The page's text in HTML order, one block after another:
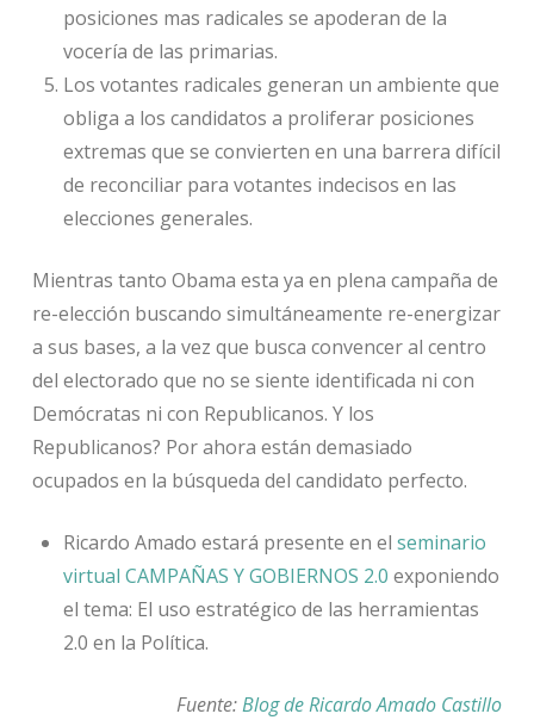
posiciones mas radicales se apoderan de la
vocería de las primarias.
Los votantes radicales generan un ambiente que
obliga a los candidatos a proliferar posiciones
extremas que se convierten en una barrera difícil
de reconciliar para votantes indecisos en las
elecciones generales.
Mientras tanto Obama esta ya en plena campaña de
re-elección buscando simultáneamente re-energizar
a sus bases, a la vez que busca convencer al centro
del electorado que no se siente identificada ni con
Demócratas ni con Republicanos. Y los
Republicanos? Por ahora están demasiado
ocupados en la búsqueda del candidato perfecto.
Ricardo Amado estará presente en elseminario
virtual CAMPAÑAS Y GOBIERNOS 2.0 exponiendo
el tema: El uso estratégico de las herramientas
2.0 en la Política.
Fuente:Blog de Ricardo Amado Castillo